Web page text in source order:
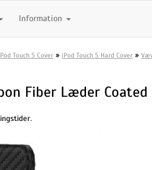
Information
Touch 5 Cover » iPod Touch 5 Hard Cover »
Fiber Læder